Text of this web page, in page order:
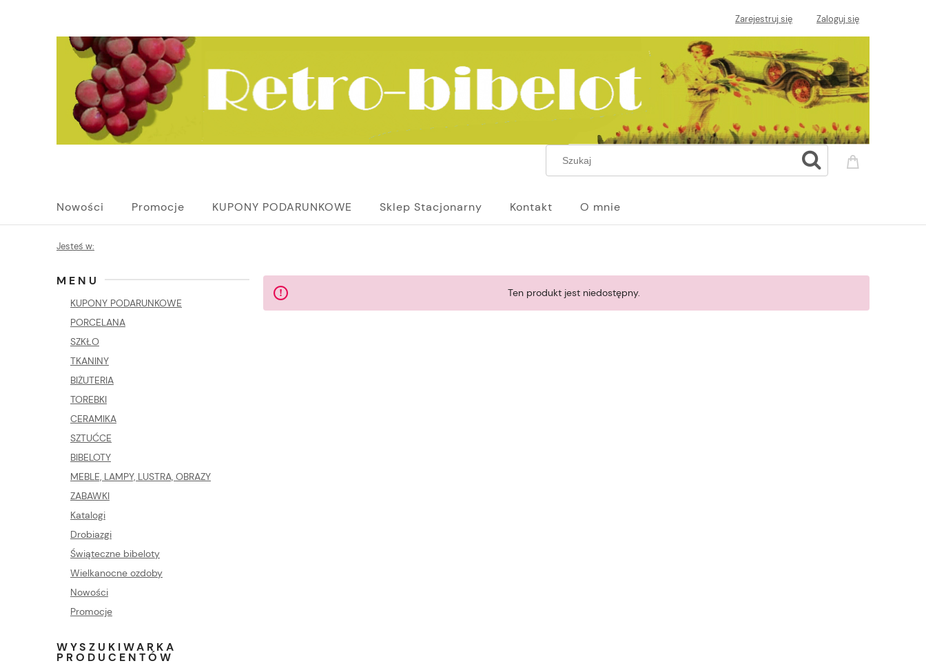
Zarejestruj się Zaloguj się
Nowości Promocje KUPONY PODARUNKOWE Sklep Stacjonarny Kontakt O mnie
Jesteś w:
MENU
KUPONY PODARUNKOWE
PORCELANA
SZKŁO
TKANINY
BIŻUTERIA
TOREBKI
CERAMIKA
SZTUĆCE
BIBELOTY
MEBLE, LAMPY, LUSTRA, OBRAZY
ZABAWKI
Katalogi
Drobiazgi
Świąteczne bibeloty
Wielkanocne ozdoby
Nowości
Promocje
WYSZUKIWARKA
PRODUCENTÓW
Ten produkt jest niedostępny.